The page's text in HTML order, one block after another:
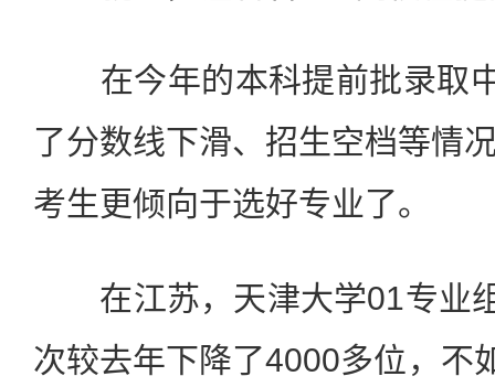
在今年的本科提前批录取
了分数线下滑、招生空档等情
考生更倾向于选好专业了。
在江苏，天津大学01专业
次较去年下降了4000多位，不